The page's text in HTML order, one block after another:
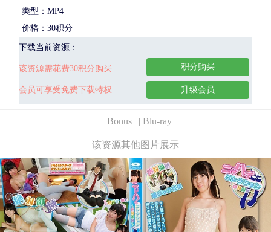
类型：MP4
价格：30积分
下载当前资源：
该资源需花费30积分购买
会员可享受免费下载特权
积分购买
升级会员
+ Bonus | | Blu-ray
该资源其他图片展示